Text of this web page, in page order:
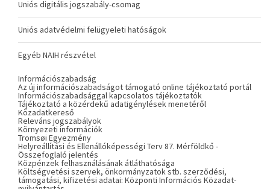
Uniós digitális jogszabály-csomag
Uniós adatvédelmi felügyeleti hatóságok
Egyéb NAIH részvétel
Információszabadság
Az új információszabadságot támogató online tájékoztató portál
Információszabadsággal kapcsolatos tájékoztatók
Tájékoztató a közérdekű adatigénylések menetéről
Közadatkereső
Releváns jogszabályok
Környezeti információk
Tromsøi Egyezmény
Helyreállítási és Ellenállóképességi Terv 87. Mérföldkő -
Összefoglaló jelentés
Közpénzek felhasználásának átláthatósága
Költségvetési szervek, önkormányzatok stb. szerződési,
támogatási, kifizetési adatai: Központi Információs Közadat-